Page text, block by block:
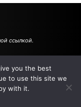
ссылкой.
РЕКЛАМА НА САЙТЕ
you the best
to use this site we
with it.